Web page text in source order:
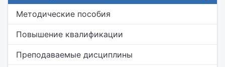
Методические пособия
Повышение квалификации
Преподаваемые дисциплины